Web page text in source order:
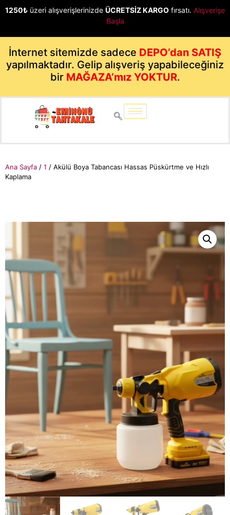
1250₺ üzeri alışverişlerinizde ÜCRETSİZ KARGO fırsatı. Alışverişe
Başla
İnternet sitemizde sadece DEPO’dan SATIŞ
yapılmaktadır. Gelip alışveriş yapabileceğiniz
bir MAĞAZA’mız YOKTUR.
Ana Sayfa / 1 / Akülü Boya Tabancası Hassas Püskürtme ve Hızlı
Kaplama